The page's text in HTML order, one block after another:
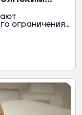
ограничения
для
фоне
может
и